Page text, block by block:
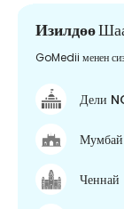
Изилдөө
GoMedii менен
Дели
Мумбай
Ченнай